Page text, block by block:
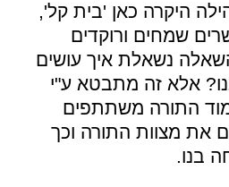
היקרה כאן 'בית קל',
שמחים ורוקדים
נשאלת איך עושים
אלא זה מתבטא ע"י
התורה משתתפים
את מצוות התורה וכך
בנו.